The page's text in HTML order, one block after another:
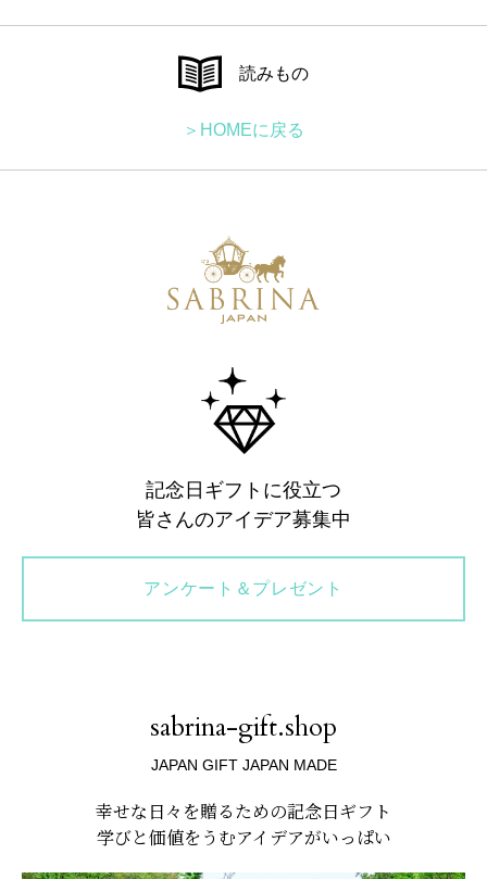
読みもの
＞HOMEに戻る
記念日ギフトに役立つ
皆さんのアイデア募集中
アンケート＆プレゼント
sabrina-gift.shop
JAPAN GIFT JAPAN MADE
幸せな日々を贈るための記念日ギフト
学びと価値をうむアイデアがいっぱい